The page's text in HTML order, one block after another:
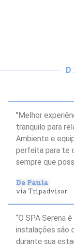
"Melhor
tranquilo para
Ambiente e
perfeita para te
sempre que
De Paula
via Tripadvisor
“O SPA Serena
instalações são
durante sua